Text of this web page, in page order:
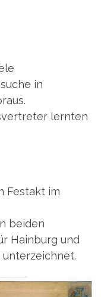
in
lernten
Festakt im
beiden
Hainburg und
unterzeichnet.